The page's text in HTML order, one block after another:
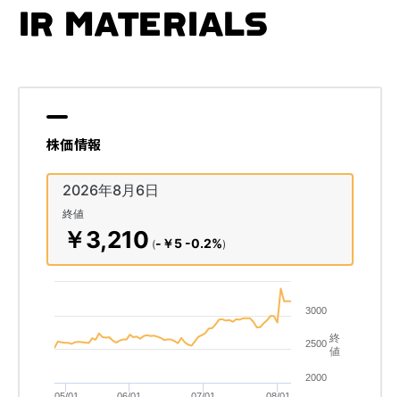
IR MATERIALS
株価情報